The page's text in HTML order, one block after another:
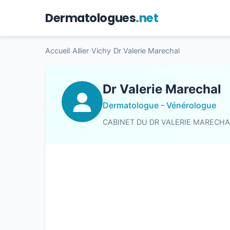
Dermatologues.net
Accueil Allier Vichy Dr Valerie Marechal
Dr Valerie Marechal
Dermatologue - Vénérologue
CABINET DU DR VALERIE